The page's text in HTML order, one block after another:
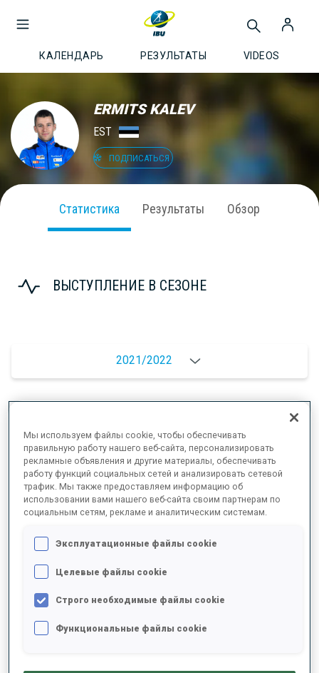
КАЛЕНДАРЬ РЕЗУЛЬТАТЫ VIDEOS
ERMITS KALEV
EST
ПОДПИСАТЬСЯ
Статистика Результаты Обзор
ВЫСТУПЛЕНИЕ В СЕЗОНЕ
2021/2022
ДАННЫХ НЕТ
РЕЗУЛЬТАТЫ - ТЕНДЕНЦИЯ
Мы используем файлы cookie, чтобы обеспечивать
правильную работу нашего веб-сайта, персонализировать
рекламные объявления и другие материалы, обеспечивать
работу функций социальных сетей и анализировать сетевой
трафик. Мы также предоставляем информацию об
использовании вами нашего веб-сайта своим партнерам по
социальным сетям, рекламе и аналитическим системам.
Эксплуатационные файлы cookie
Целевые файлы cookie
Строго необходимые файлы cookie
Функциональные файлы cookie